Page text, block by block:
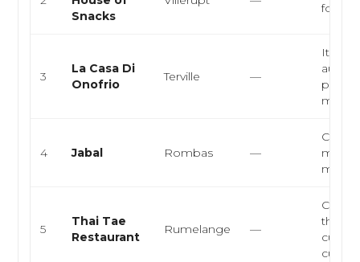
Snacks
food,
3
La Casa Di
Onofrio
Terville —
4 Jabal Rombas —
5
Thai Tae
Restaurant
Rumelange —